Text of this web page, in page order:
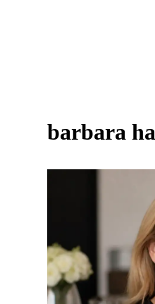
barbara